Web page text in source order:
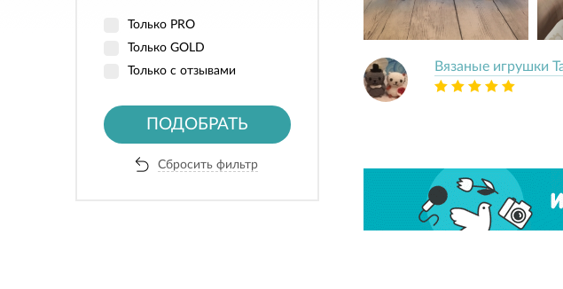
Только PRO
Только GOLD
Только с отзывами
ПОДОБРАТЬ
Сбросить фильтр
Вязаные игрушки